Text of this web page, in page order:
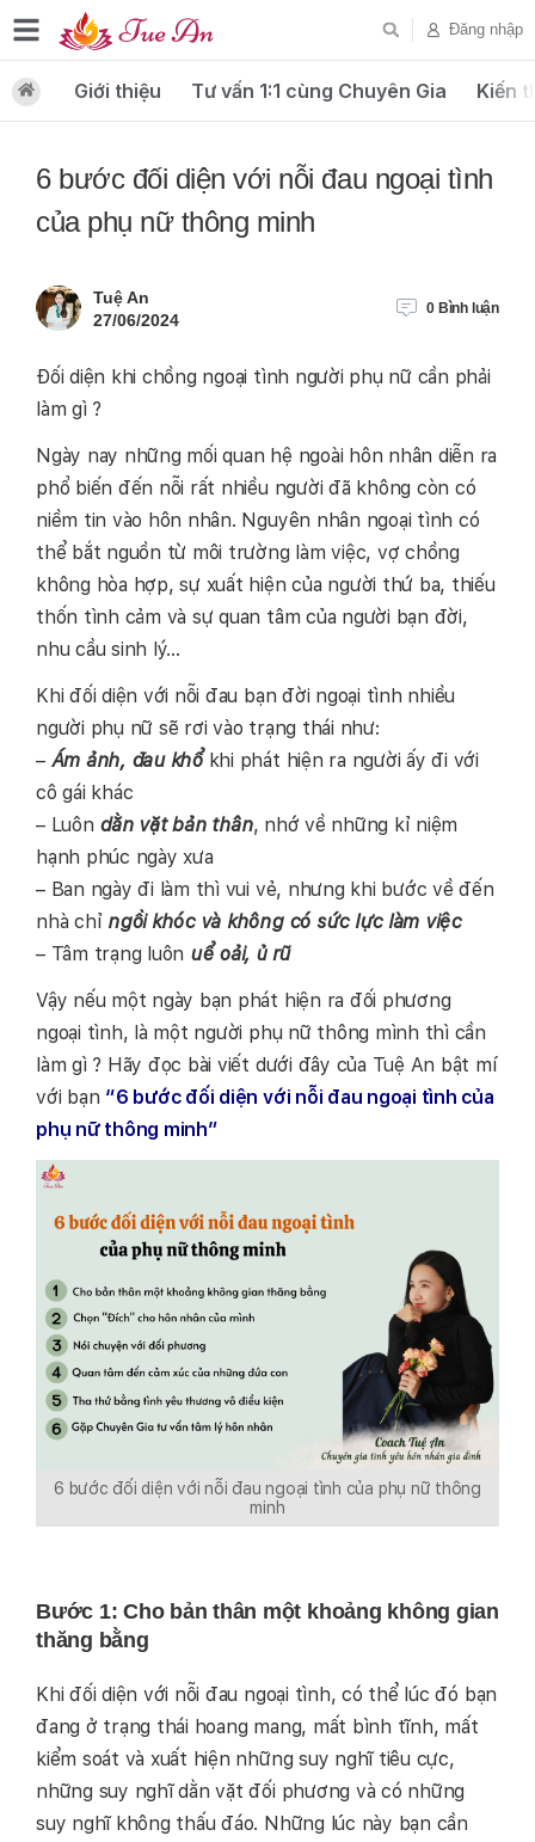
Đăng nhập
Giới thiệu Tư vấn 1:1 cùng Chuyên Gia Kiến
6 bước đối diện với nỗi đau ngoại tình
của phụ nữ thông minh
Tuệ An
27/06/2024
0 Bình luận
Đối diện khi chồng ngoại tình người phụ nữ cần phải
làm gì ?
Ngày nay những mối quan hệ ngoài hôn nhân diễn ra
phổ biến đến nỗi rất nhiều người đã không còn có
niềm tin vào hôn nhân. Nguyên nhân ngoại tình có
thể bắt nguồn từ môi trường làm việc, vợ chồng
không hòa hợp, sự xuất hiện của người thứ ba, thiếu
thốn tình cảm và sự quan tâm của người bạn đời,
nhu cầu sinh lý…
Khi đối diện với nỗi đau bạn đời ngoại tình nhiều
người phụ nữ sẽ rơi vào trạng thái như:
– Ám ảnh, đau khổkhi phát hiện ra người ấy đi với
cô gái khác
– Luôn dằn vặt bản thân, nhớ về những kỉ niệm
hạnh phúc ngày xưa
– Ban ngày đi làm thì vui vẻ, nhưng khi bước về đến
nhà chỉ ngồi khóc và không có sức lực làm việc
– Tâm trạng luôn uể oải, ủ rũ
Vậy nếu một ngày bạn phát hiện ra đối phương
ngoại tình, là một người phụ nữ thông mình thì cần
làm gì ? Hãy đọc bài viết dưới đây của Tuệ An bật mí
với bạn “6 bước đối diện với nỗi đau ngoại tình của
phụ nữ thông minh”
6 bước đối diện với nỗi đau ngoại tình của phụ nữ thông
minh
Bước 1: Cho bản thân một khoảng không gian
thăng bằng
Khi đối diện với nỗi đau ngoại tình, có thể lúc đó bạn
đang ở trạng thái hoang mang, mất bình tĩnh, mất
kiểm soát và xuất hiện những suy nghĩ tiêu cực,
những suy nghĩ dằn vặt đối phương và có những
suy nghĩ không thấu đáo. Những lúc này bạn cần